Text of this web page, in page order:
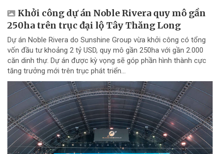
Khởi công dự án Noble Rivera quy mô gần
250ha trên trục đại lộ Tây Thăng Long
Dự án Noble Rivera do Sunshine Group vừa khởi công có tổng
vốn đầu tư khoảng 2 tỷ USD, quy mô gần 250ha với gần 2.000
căn dinh thự. Dự án được kỳ vọng sẽ góp phần hình thành cực
tăng trưởng mới trên trục phát triển...